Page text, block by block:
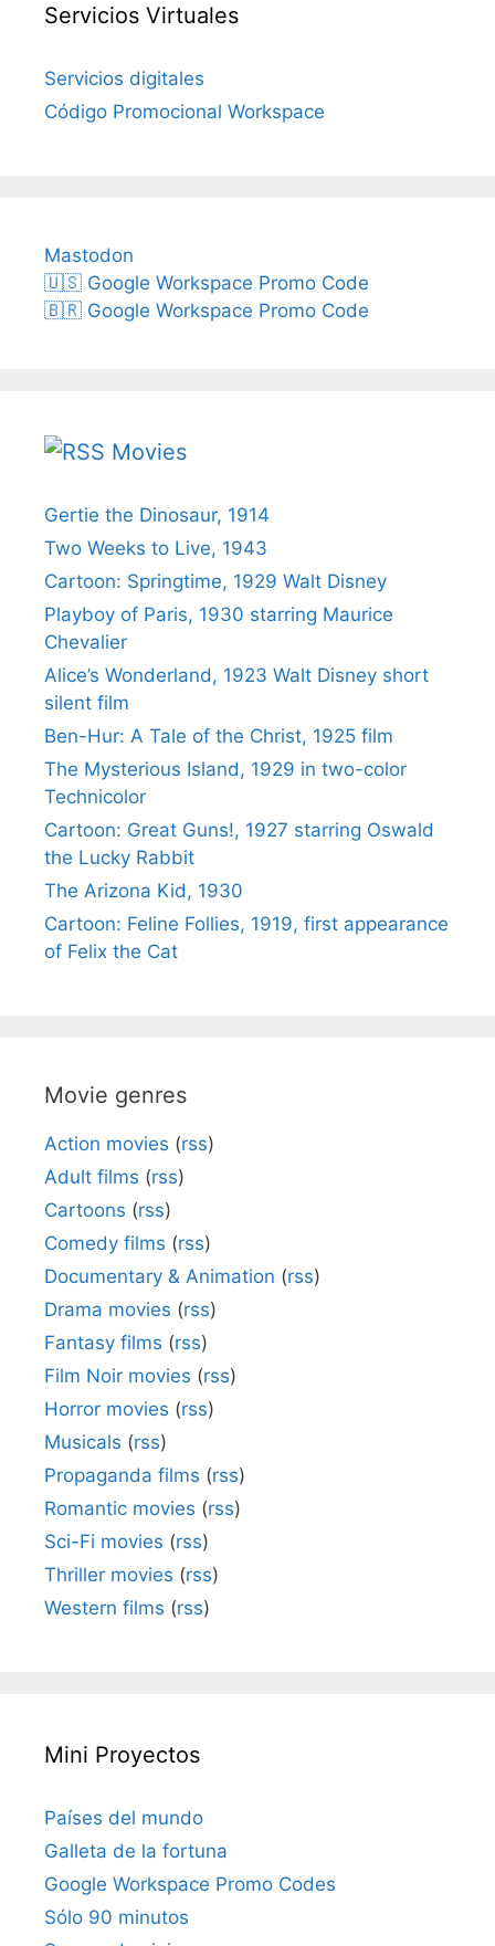
Servicios Virtuales
Servicios digitales
Código Promocional Workspace
Mastodon
🇺🇸 Google Workspace Promo Code
🇧🇷 Google Workspace Promo Code
Movies
Gertie the Dinosaur, 1914
Two Weeks to Live, 1943
Cartoon: Springtime, 1929 Walt Disney
Playboy of Paris, 1930 starring Maurice
Chevalier
Alice’s Wonderland, 1923 Walt Disney short
silent film
Ben-Hur: A Tale of the Christ, 1925 film
The Mysterious Island, 1929 in two-color
Technicolor
Cartoon: Great Guns!, 1927 starring Oswald
the Lucky Rabbit
The Arizona Kid, 1930
Cartoon: Feline Follies, 1919, first appearance
of Felix the Cat
Movie genres
Action movies (rss)
Adult films (rss)
Cartoons (rss)
Comedy films (rss)
Documentary & Animation (rss)
Drama movies (rss)
Fantasy films (rss)
Film Noir movies (rss)
Horror movies (rss)
Musicals (rss)
Propaganda films (rss)
Romantic movies (rss)
Sci-Fi movies (rss)
Thriller movies (rss)
Western films (rss)
Mini Proyectos
Países del mundo
Galleta de la fortuna
Google Workspace Promo Codes
Sólo 90 minutos